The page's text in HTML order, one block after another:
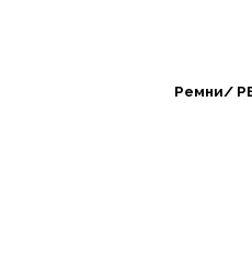
Ремни/